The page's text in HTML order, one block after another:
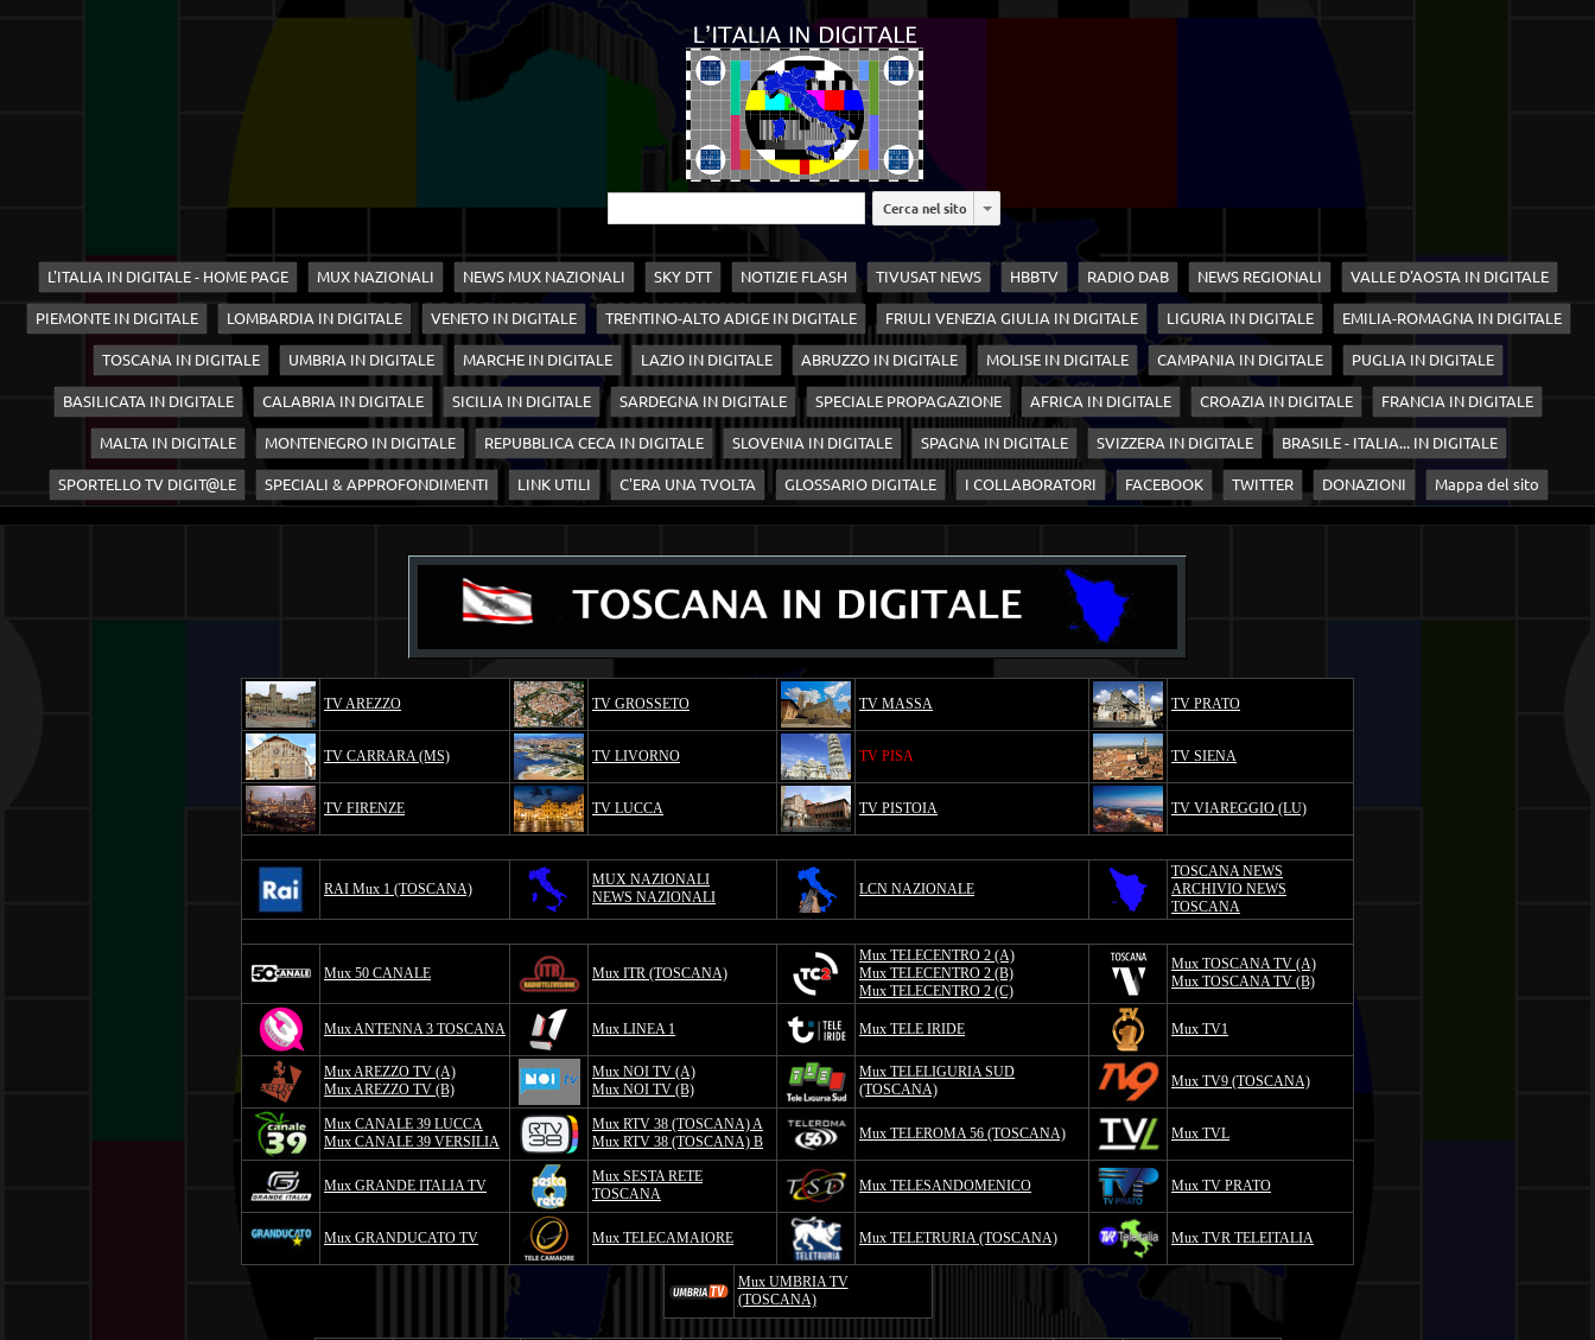
Cerca nel sito
L'ITALIA IN DIGITALE - HOME PAGE MUX NAZIONALI NEWS MUX NAZIONALI SKY DTT NOTIZIE FLASH TIVUSAT NEWS HBBTV RADIO DAB NEWS REGIONALI VALLE D'AOSTA IN DIGITALE
PIEMONTE IN DIGITALE LOMBARDIA IN DIGITALE VENETO IN DIGITALE TRENTINO-ALTO ADIGE IN DIGITALE FRIULI VENEZIA GIULIA IN DIGITALE LIGURIA IN DIGITALE EMILIA-ROMAGNA IN DIGITALE
TOSCANA IN DIGITALE UMBRIA IN DIGITALE MARCHE IN DIGITALE LAZIO IN DIGITALE ABRUZZO IN DIGITALE MOLISE IN DIGITALE CAMPANIA IN DIGITALE PUGLIA IN DIGITALE
BASILICATA IN DIGITALE CALABRIA IN DIGITALE SICILIA IN DIGITALE SARDEGNA IN DIGITALE SPECIALE PROPAGAZIONE AFRICA IN DIGITALE CROAZIA IN DIGITALE FRANCIA IN DIGITALE
MALTA IN DIGITALE MONTENEGRO IN DIGITALE REPUBBLICA CECA IN DIGITALE SLOVENIA IN DIGITALE SPAGNA IN DIGITALE SVIZZERA IN DIGITALE BRASILE - ITALIA... IN DIGITALE
SPORTELLO TV DIGIT@LE SPECIALI & APPROFONDIMENTI LINK UTILI C'ERA UNA TVOLTA GLOSSARIO DIGITALE I COLLABORATORI FACEBOOK TWITTER DONAZIONI Mappa del sito
TV AREZZO TV GROSSETO TV MASSA TV PRATO
TV CARRARA (MS) TV LIVORNO TV PISA TV SIENA
TV FIRENZE TV LUCCA TV PISTOIA TV VIAREGGIO (LU)
RAI Mux 1 (TOSCANA)
MUX NAZIONALI
NEWS NAZIONALI
LCN NAZIONALE
TOSCANA NEWS
ARCHIVIO NEWS
TOSCANA
Mux 50 CANALE Mux ITR (TOSCANA)
Mux TELECENTRO 2 (A)
Mux TELECENTRO 2 (B)
Mux TELECENTRO 2 (C)
Mux TOSCANA TV (A)
Mux TOSCANA TV (B)
Mux ANTENNA 3 TOSCANA Mux LINEA 1 Mux TELE IRIDE Mux TV1
Mux AREZZO TV (A)
Mux AREZZO TV (B)
Mux NOI TV (A)
Mux NOI TV (B)
Mux TELELIGURIA SUD
(TOSCANA)
Mux TV9 (TOSCANA)
Mux CANALE 39 LUCCA
Mux CANALE 39 VERSILIA
Mux RTV 38 (TOSCANA) A
Mux RTV 38 (TOSCANA) B
Mux TELEROMA 56 (TOSCANA) Mux TVL
Mux GRANDE ITALIA TV
Mux SESTA RETE
TOSCANA
Mux TELESANDOMENICO Mux TV PRATO
Mux GRANDUCATO TV Mux TELECAMAIORE Mux TELETRURIA (TOSCANA) Mux TVR TELEITALIA
Mux UMBRIA TV
(TOSCANA)